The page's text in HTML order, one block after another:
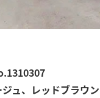
ュ、レッドブラウン